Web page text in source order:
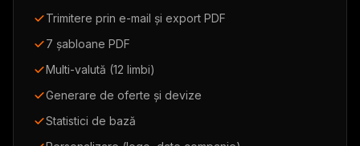
Trimitere prin e-mail și export PDF
7 șabloane PDF
Multi-valută (12 limbi)
Generare de oferte și devize
Statistici de bază